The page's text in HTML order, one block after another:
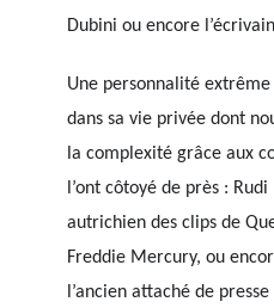
Dubini ou encore
Une personnalité
dans sa vie privée dont
la complexité grâce aux
l’ont côtoyé de près :
autrichien des clips de
Freddie Mercury, ou
l’ancien attaché de